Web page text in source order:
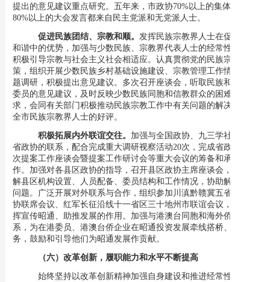
提出的意见建议重点研究。五年来，市政协70%以上的集体提案、
80%以上的大会发言都来自民主党派和无党派人士。
促进民族团结、宗教和顺。 发挥民族宗教界人士在促进社会
和谐中的优势，加强与少数民族、宗教界代表人士的经常性沟通，
积极引导宗教与社会主义社会相适应。认真贯彻党的民族宗教政
策，组织开展少数民族乡村基础设施建设、宗教管理工作情况等专
题调研，积极提出意见建议。多次召开座谈会，听取民族和宗教界
委员的意见建议，及时反映少数民族同胞和信教群众的困难与要
求，会同有关部门积极推动民族宗教工作中有关问题的解决，得到
全市民族宗教界人士的好评。
积极拓展内外联谊交往。 加强与全国政协、九三学社中央和
省政协的联系，配合完成重大调研视察活动20次 ， 完成省政协第
次提案工作座谈会暨提案工作研讨会等重大会议的筹备和承办
作。加强对各县区政协的指导，召开县区政协主席座谈会，及时了
解县区机构设置、人员配备、委员结构和工作情况，协助解决困难
问题。广泛开展对外联系与合作，组织参加川滇黔赣冀五省市州政
协联席会议、红军长征沿线十一省区三十地州市联谊会议，积极发
挥宣传昭通、助推发展的作用。加强与港澳台同胞和海外侨胞的联
系，为在港委员、港澳台侨企业在昭通投资发展牵线搭桥、提供服
务，鼓励和引导他们为昭通发展作贡献。
（六）改革创新，履职能力和水平不断提高
始终坚持以改革创新精神加强自身建设和推进经常性工作，